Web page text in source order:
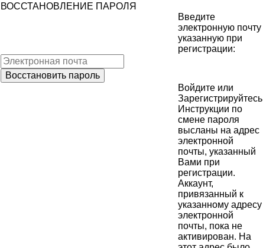
ВОССТАНОВЛЕНИЕ ПАРОЛЯ
Введите
электронную почту
указанную при
регистрации:
Войдите или
Зарегистрируйтесь
Инструкции по
смене пароля
высланы на адрес
электронной
почты, указанный
Вами при
регистрации.
Аккаунт,
привязанный к
указанному адресу
электронной
почты, пока не
активирован. На